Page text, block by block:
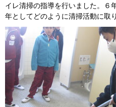
イレ清掃の指導を行いました。６
年としてどのように清掃活動に